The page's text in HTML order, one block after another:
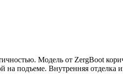
Модель от ZergBoot
подъеме. Внутренняя отделка